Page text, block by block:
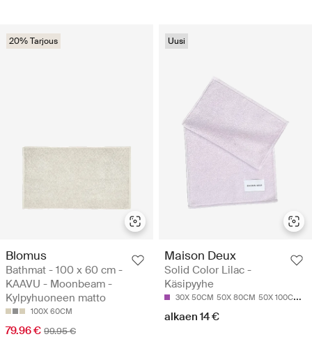
20% Tarjous
Blomus
Bathmat - 100 x 60 cm -
KAAVU - Moonbeam -
Kylpyhuoneen matto
100X 60CM
79.96 € 99.95 €
Uusi
Maison Deux
Solid Color Lilac -
Käsipyyhe
30X 50CM 50X 80CM 50X 100CM
alkaen 14 €